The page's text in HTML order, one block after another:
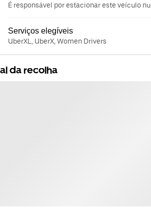
É responsável por estacionar este veículo
Serviços elegíveis
UberXL, UberX, Women Drivers
da recolha